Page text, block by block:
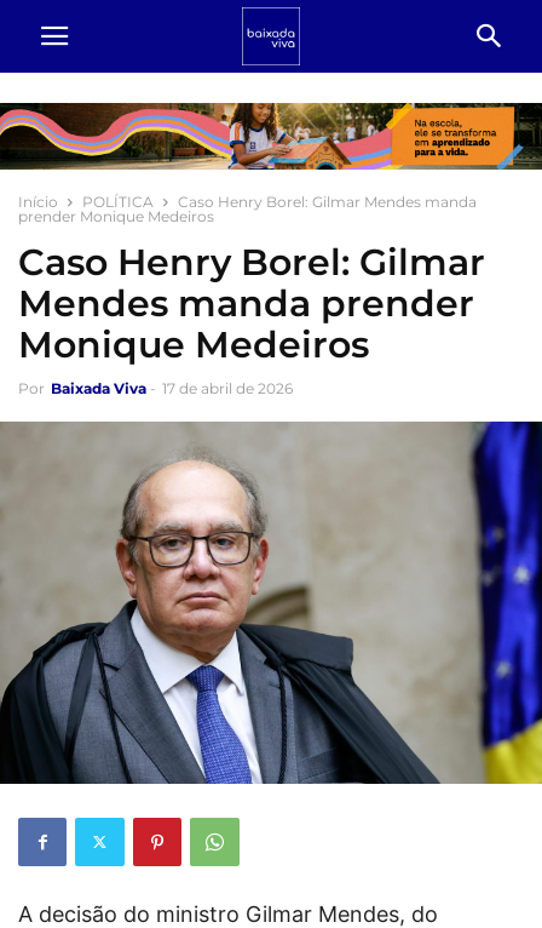
Início POLÍTICA
Caso Henry Borel: Gilmar Mendes manda
prender Monique Medeiros
Caso Henry Borel: Gilmar
Mendes manda prender
Monique Medeiros
Por Baixada Viva - 17 de abril de 2026
A decisão do ministro Gilmar Mendes, do